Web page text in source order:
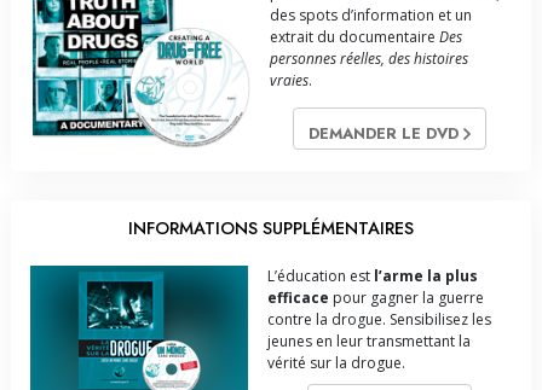
des spots d’information et un
extrait du documentaire Des
personnes réelles, des histoires
vraies.
DEMANDER LE DVD
INFORMATIONS SUPPLÉMENTAIRES
L’éducation est l’arme la plus
efficace pour gagner la guerre
contre la drogue. Sensibilisez les
jeunes en leur transmettant la
vérité sur la drogue.